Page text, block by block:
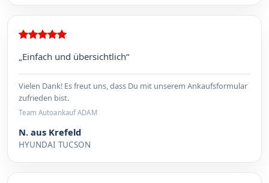
„Einfach und übersichtlich“
Vielen Dank! Es freut uns, dass Du mit unserem Ankaufsformular
zufrieden bist.
Team Autoankauf ADAM
N. aus Krefeld
HYUNDAI TUCSON